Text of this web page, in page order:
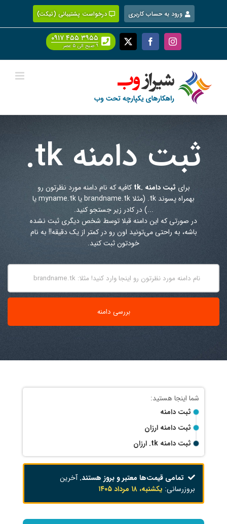
content
ورود به حساب کاربری درخواست پشتیبانی (تیکت)
Instagram
Facebook
X ۰۹۱۷ ۴۵۵ ۳۹۵۵
۹ صبح الی ۵ عصر
ثبت دامنه.tk
برای ثبت دامنه .tk
کافیه که نام دامنه مورد نظرتون رو
بهمراه پسوند .tk
(مثلا brandname.tk یا myname.tk یا
...) در کادر زیر جستجو کنید.
در صورتی که این دامنه قبلا توسط شخص دیگری ثبت نشده
باشه، به راحتی می‌تونید اون رو در کمتر از یک دقیقه!! به نام
خودتون ثبت کنید.
ثبت دامنه
ثبت دامنه ارزان
ثبت دامنه .tk ارزان
تمامی قیمت‌ها معتبر و بروز هستند.آخرین
بروزرسانی: یکشنبه، ۱۸ مرداد ۱۴۰۵